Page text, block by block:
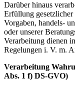
Darüber hinaus
Erfüllung
Vorgaben, handels-
oder unserer
Verarbeitung dienen
Regelungen i. V. m.
Verarbeitung
Abs. 1 f) DS-GVO)